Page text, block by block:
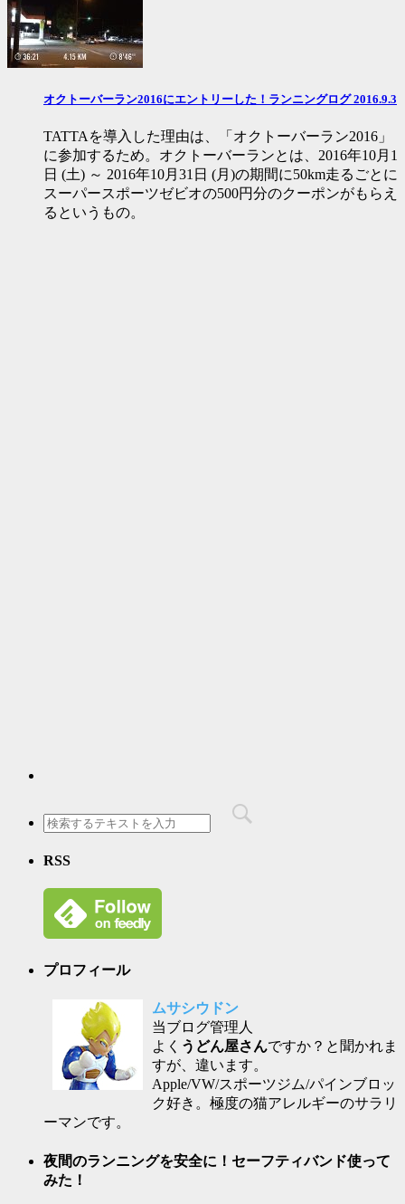
オクトーバーラン2016にエントリーした！ランニングログ 2016.9.3
TATTAを導入した理由は、「オクトーバーラン2016」
に参加するため。オクトーバーランとは、2016年10月1
日 (土) ～ 2016年10月31日 (月)の期間に50km走るごとに
スーパースポーツゼビオの500円分のクーポンがもらえ
るというもの。
RSS
プロフィール
ムサシウドン
当ブログ管理人
よく うどん屋さんですか？と聞かれま
すが、違います。
Apple/VW/スポーツジム/パインブロッ
ク好き。極度の猫アレルギーのサラリ
ーマンです。
夜間のランニングを安全に！セーフティバンド使って
みた！